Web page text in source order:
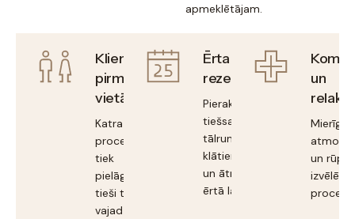
apmeklētājam.
Klients
pirmajā
vietā
Katra
procedūra
tiek
pielāgota
tieši tavām
vajadzībām.
Ērta
rezervācija
Pieraksties
tiešsaistē, pa
tālruni vai
klātienē, ērti
un ātri, sev
ērtā laikā.
un
Mierīga
un rūpīgi
izvēlētas